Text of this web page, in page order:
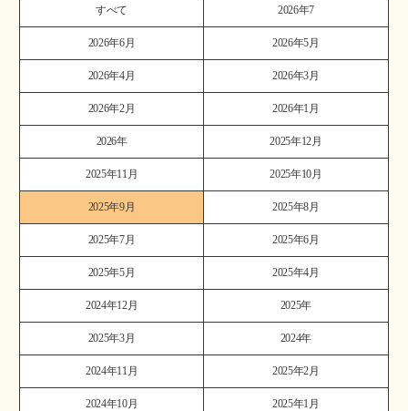
すべて 2026年7
2026年6月 2026年5月
2026年4月 2026年3月
2026年2月 2026年1月
2026年 2025年12月
2025年11月 2025年10月
2025年9月 2025年8月
2025年7月 2025年6月
2025年5月 2025年4月
2024年12月 2025年
2025年3月 2024年
2024年11月 2025年2月
2024年10月 2025年1月